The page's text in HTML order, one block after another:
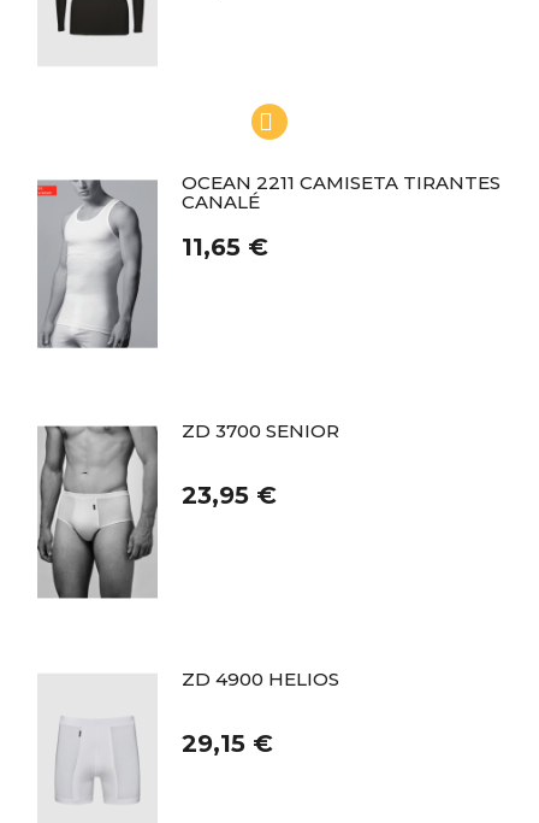
OCEAN 2211 CAMISETA TIRANTES
CANALÉ
11,65 €
ZD 3700 SENIOR
23,95 €
ZD 4900 HELIOS
29,15 €